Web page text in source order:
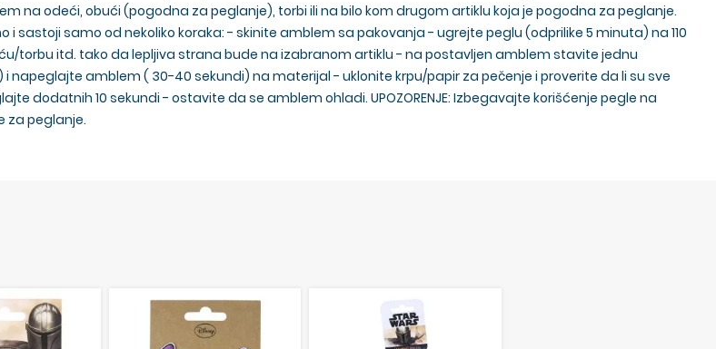
na odeći, obući (pogodna za peglanje), torbi ili na bilo kom drugom artiklu koja je pogodna za peglanje.
sastoji samo od nekoliko koraka: - skinite amblem sa pakovanja - ugrejte peglu (odprilike 5 minuta) na 110
torbu itd. tako da lepljiva strana bude na izabranom artiklu - na postavljen amblem stavite jednu
napeglajte amblem ( 30-40 sekundi) na materijal - uklonite krpu/papir za pečenje i proverite da li su sve
dodatnih 10 sekundi - ostavite da se amblem ohladi. UPOZORENJE: Izbegavajte korišćenje pegle na
za peglanje.